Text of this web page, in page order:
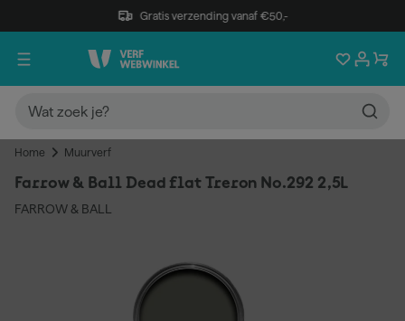
Gratis verzending vanaf €50,-
Home Muurverf
Farrow & Ball Dead flat Treron No.292 2,5L
FARROW & BALL